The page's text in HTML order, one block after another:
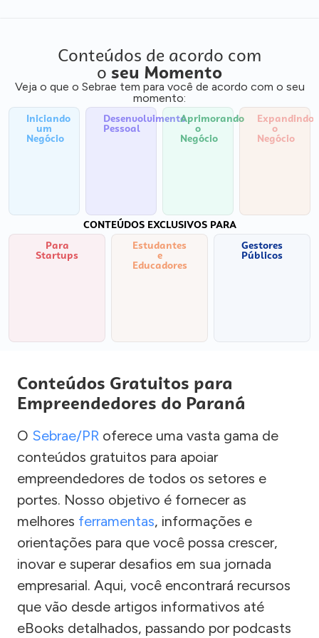
Conteúdos de acordo com
o seu Momento
Veja o que o Sebrae tem para você de acordo com o seu
momento:
Iniciando
um
Negócio
Desenvolvimento
Pessoal
Aprimorando
o
Negócio
Expandindo
o
Negócio
CONTEÚDOS EXCLUSIVOS PARA
Para
Startups
Estudantes
e
Educadores
Gestores
Públicos
Conteúdos Gratuitos para
Empreendedores do Paraná
O Sebrae/PR oferece uma vasta gama de
conteúdos gratuitos para apoiar
empreendedores de todos os setores e
portes. Nosso objetivo é fornecer as
melhores ferramentas, informações e
orientações para que você possa crescer,
inovar e superar desafios em sua jornada
empresarial. Aqui, você encontrará recursos
que vão desde artigos informativos até
eBooks detalhados, passando por podcasts